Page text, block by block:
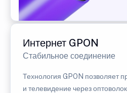
Интернет GPON
Стабильное соединение
Технология GPON позволяет
и телевидение через